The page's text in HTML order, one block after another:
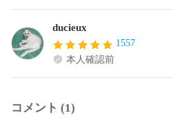
ducieux
1557
本人確認前
コメント (1)